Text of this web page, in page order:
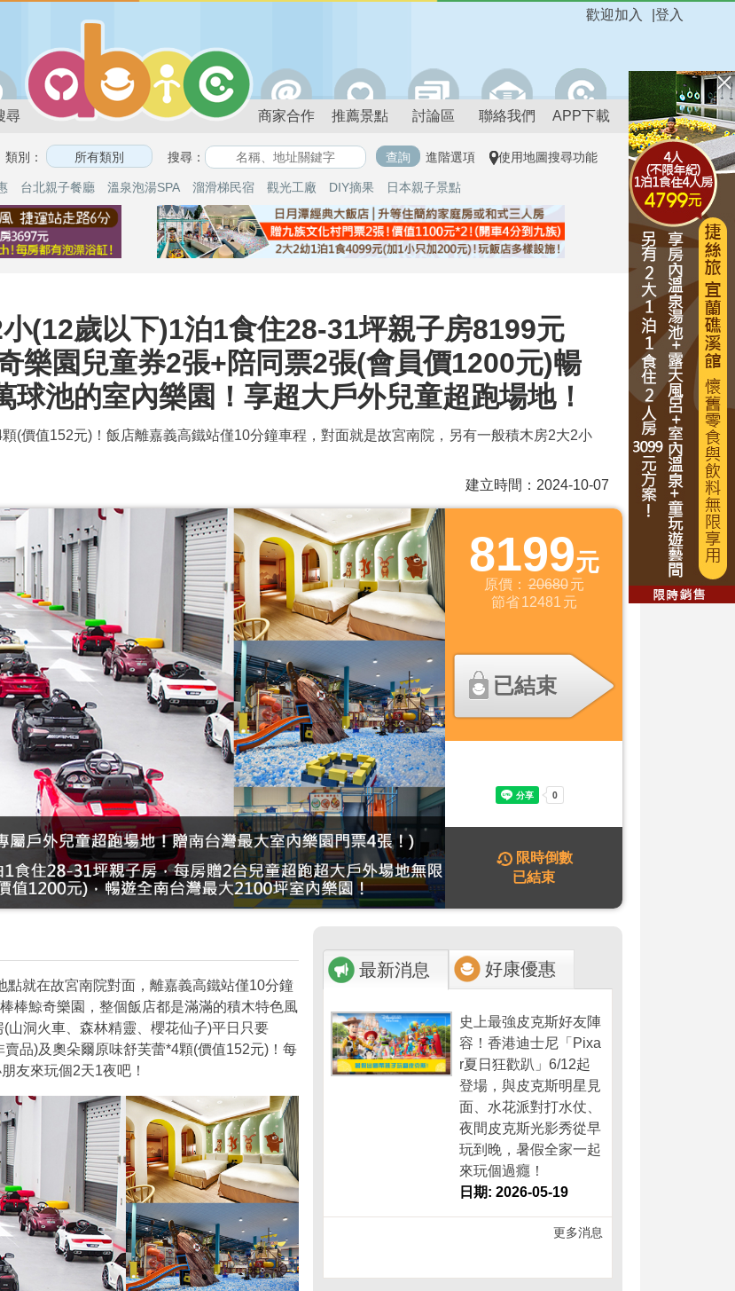
登入
歡迎加入
尋 商家合作 推薦景點 討論區 聯絡我們 APP下載
類別： 搜尋： 進階選項 使用地圖搜尋功能
台北親子餐廳 溫泉泡湯SPA 溜滑梯民宿 觀光工廠 DIY摘果 日本親子景點
(12歲以下)1泊1食住28-31坪親子房8199元
樂園兒童券2張+陪同票2張(會員價1200元)暢
池的室內樂園！享超大戶外兒童超跑場地！
(價值152元)！飯店離嘉義高鐵站僅10分鐘車程，對面就是故宮南院，另有一般積木房2大2小
建立時間：2024-10-07
8199元
原價： 20680 元
節省 12481 元
已結束
限時倒數
已結束
就在故宮南院對面，離嘉義高鐵站僅10分鐘
棒鯨奇樂園，整個飯店都是滿滿的積木特色風
山洞火車、森林精靈、櫻花仙子)平日只要
品)及奧朵爾原味舒芙蕾*4顆(價值152元)！每
友來玩個2天1夜吧！
最新消息 好康優惠
史上最強皮克斯好友陣
容！香港迪士尼「Pixa
r夏日狂歡趴」6/12起
登場，與皮克斯明星見
面、水花派對打水仗、
夜間皮克斯光影秀從早
玩到晚，暑假全家一起
來玩個過癮！
日期: 2026-05-19
更多消息